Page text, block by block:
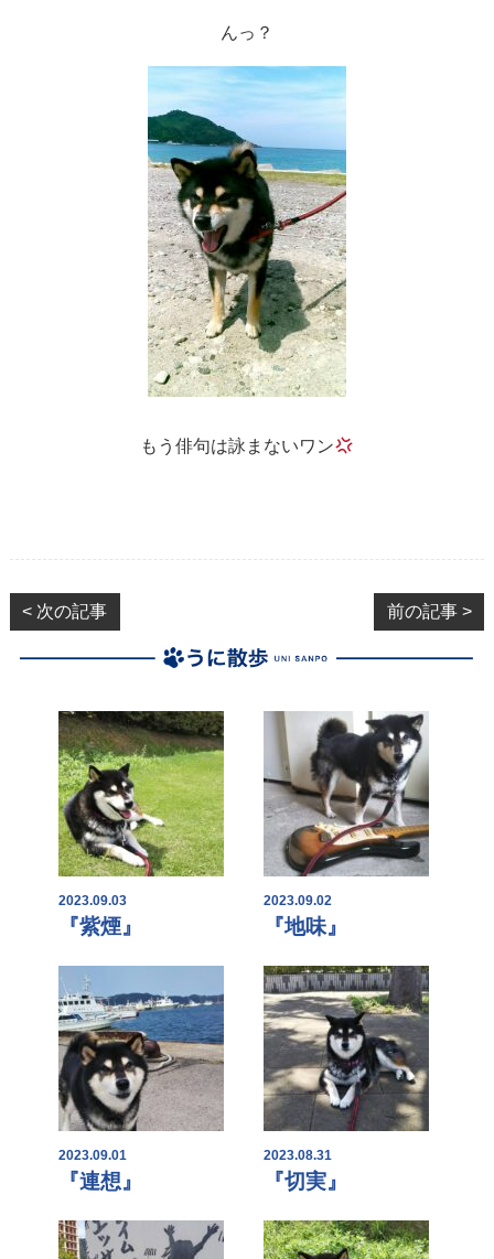
んっ？
もう俳句は詠まないワン
< 次の記事 前の記事 >
2023.09.03
『紫煙』
2023.09.02
『地味』
2023.09.01
『連想』
2023.08.31
『切実』